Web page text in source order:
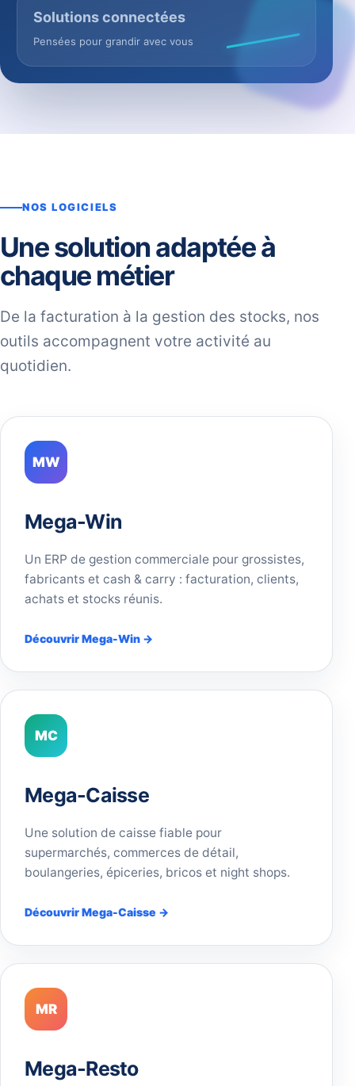
Solutions connectées
Pensées pour grandir avec vous
NOS LOGICIELS
Une solution adaptée à
chaque métier
De la facturation à la gestion des stocks, nos
outils accompagnent votre activité au
quotidien.
MW
Mega-Win
Un ERP de gestion commerciale pour grossistes,
fabricants et cash & carry : facturation, clients,
achats et stocks réunis.
Découvrir Mega-Win →
MC
Mega-Caisse
Une solution de caisse fiable pour
supermarchés, commerces de détail,
boulangeries, épiceries, bricos et night shops.
Découvrir Mega-Caisse →
MR
Mega-Resto